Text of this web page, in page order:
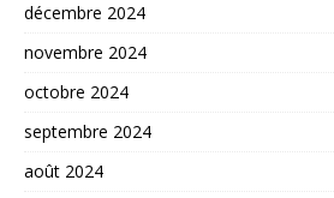
décembre 2024
novembre 2024
octobre 2024
septembre 2024
août 2024